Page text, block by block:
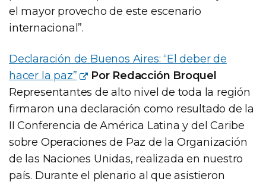
el mayor provecho de este escenario
internacional”.
Declaración de Buenos Aires: “El deber de
hacer la paz”
Por Redacción Broquel
Representantes de alto nivel de toda la región
firmaron una declaración como resultado de la
II Conferencia de América Latina y del Caribe
sobre Operaciones de Paz de la Organización
de las Naciones Unidas, realizada en nuestro
país. Durante el plenario al que asistieron